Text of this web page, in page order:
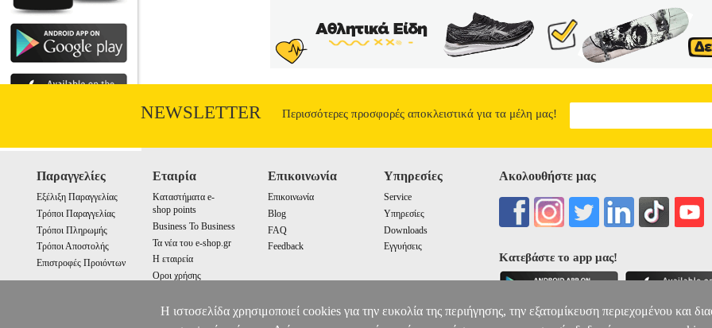
NEWSLETTER Περισσότερες προσφορές αποκλειστικά για τα μέλη μας!
Παραγγελίες
Εξέλιξη Παραγγελίας
Τρόποι Παραγγελίας
Τρόποι Πληρωμής
Τρόποι Αποστολής
Επιστροφές Προιόντων
Εταιρία
Καταστήματα e-
shop points
Business To Business
Τα νέα του e-shop.gr
Η εταιρεία
Οροι χρήσης
Επικοινωνία
Επικοινωνία
Blog
FAQ
Feedback
Υπηρεσίες
Service
Υπηρεσίες
Downloads
Εγγυήσεις
Ακολουθήστε μας
Κατεβάστε το app μας!
Η ιστοσελίδα χρησιμοποιεί cookies για την ευκολία της περιήγησης, την εξατομίκευση περιεχομένου και